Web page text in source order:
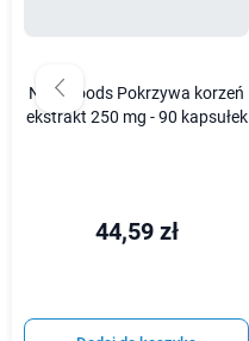
Now Foods Pokrzywa korzeń
ekstrakt 250 mg - 90 kapsułek
44,59 zł